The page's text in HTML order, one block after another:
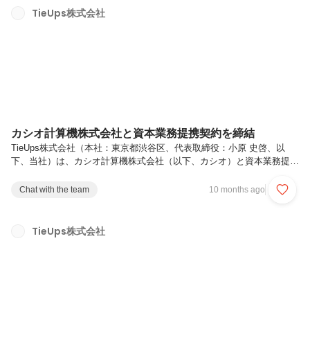
す。Step 1：顧客が商品・ブランドに対する推し行動（例：SNS投稿、
レビュー、体験共有など）を報告Step 2：AIが事前に設定された企業の
TieUps株式会社
カシオ計算機株式会社と資本業務提携契約を締結
TieUps株式会社（本社：東京都渋谷区、代表取締役：小原 史啓、以
下、当社）は、カシオ計算機株式会社（以下、カシオ）と資本業務提携
として、TieUpsが提供するブランディングプロフィールツール
下、本プログラム）を正式に開設いたしました。ーー詳しくは、以下プ
レスリリースをご覧ください。ーーhttps://tieups.com/news/20250918/
Chat with the team 10 months ago
TieUps株式会社